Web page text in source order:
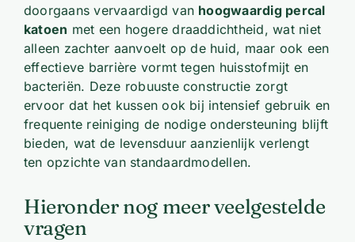
doorgaans vervaardigd van hoogwaardig percal
katoen met een hogere draaddichtheid, wat niet
alleen zachter aanvoelt op de huid, maar ook een
effectieve barrière vormt tegen huisstofmijt en
bacteriën. Deze robuuste constructie zorgt
ervoor dat het kussen ook bij intensief gebruik en
frequente reiniging de nodige ondersteuning blijft
bieden, wat de levensduur aanzienlijk verlengt
ten opzichte van standaardmodellen.
Hieronder nog meer veelgestelde
vragen